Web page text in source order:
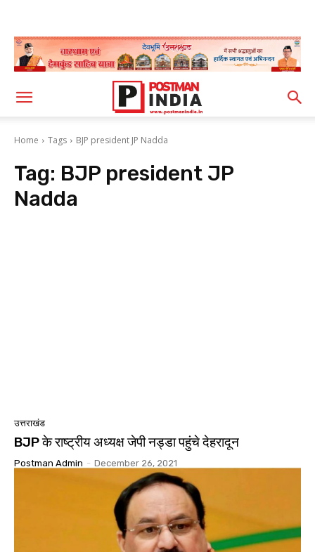
Home Tags BJP president JP Nadda
Tag: BJP president JP
Nadda
उत्तराखंड
BJP के राष्ट्रीय अध्यक्ष जेपी नड्डा पहुंचे देहरादून
Postman Admin - December 26, 2021